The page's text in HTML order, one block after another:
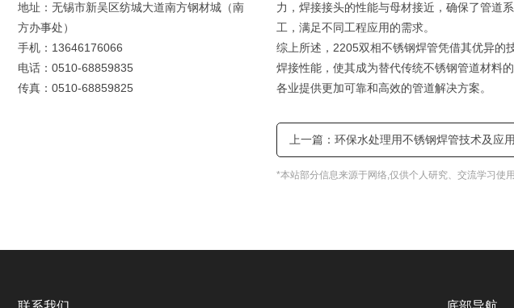
地址：无锡市新吴区纺城大道南方钢材城（南
方办事处）
手机：13646176066
电话：0510-68859835
传真：0510-68859825
力，焊接接头的性能与母材接近，确保了管道
工，满足不同工程应用的需求。
综上所述，2205双相不锈钢焊管凭借其优异的
焊接性能，使其成为替代传统不锈钢管道材料
各业提供更加可靠和高效的管道解决方案。
上一篇 ： 环保水处理用不锈钢焊管技术及应用
*本站部分信息来源于网络,仅供个人研究、交流学习使